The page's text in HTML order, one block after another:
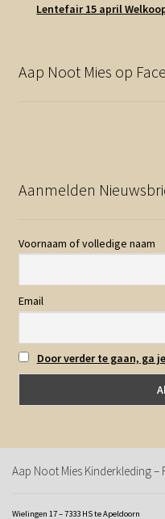
Lentefair 15 april
Aap Noot Mies op
Aanmelden
Voornaam of volledige naam
Email
Door verder te gaan, ga
Aap Noot Mies Kinderkleding –
Wielingen 17 – 7333 HS te Apeldoorn